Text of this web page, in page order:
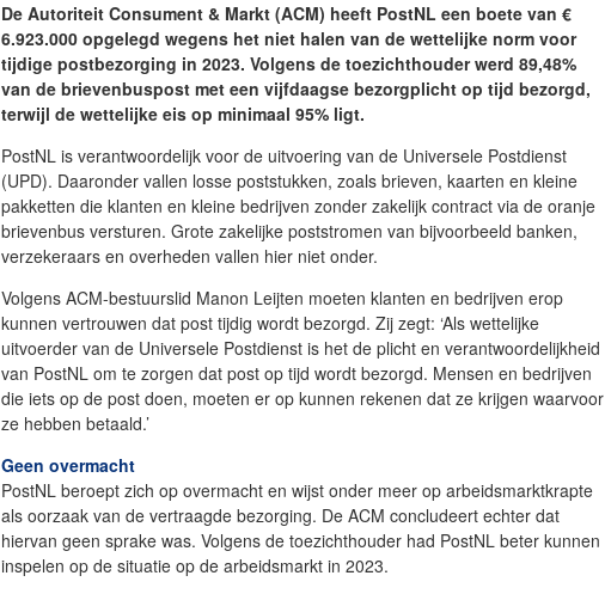
De Autoriteit Consument & Markt (ACM) heeft PostNL een boete van €
6.923.000 opgelegd wegens het niet halen van de wettelijke norm voor
tijdige postbezorging in 2023. Volgens de toezichthouder werd 89,48%
van de brievenbuspost met een vijfdaagse bezorgplicht op tijd bezorgd,
terwijl de wettelijke eis op minimaal 95% ligt.
PostNL is verantwoordelijk voor de uitvoering van de Universele Postdienst
(UPD). Daaronder vallen losse poststukken, zoals brieven, kaarten en kleine
pakketten die klanten en kleine bedrijven zonder zakelijk contract via de oranje
brievenbus versturen. Grote zakelijke poststromen van bijvoorbeeld banken,
verzekeraars en overheden vallen hier niet onder.
Volgens ACM-bestuurslid Manon Leijten moeten klanten en bedrijven erop
kunnen vertrouwen dat post tijdig wordt bezorgd. Zij zegt: ‘Als wettelijke
uitvoerder van de Universele Postdienst is het de plicht en verantwoordelijkheid
van PostNL om te zorgen dat post op tijd wordt bezorgd. Mensen en bedrijven
die iets op de post doen, moeten er op kunnen rekenen dat ze krijgen waarvoor
ze hebben betaald.’
Geen overmacht
PostNL beroept zich op overmacht en wijst onder meer op arbeidsmarktkrapte
als oorzaak van de vertraagde bezorging. De ACM concludeert echter dat
hiervan geen sprake was. Volgens de toezichthouder had PostNL beter kunnen
inspelen op de situatie op de arbeidsmarkt in 2023.